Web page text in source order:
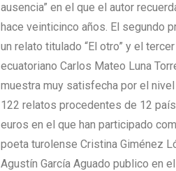
ausencia” en el que el autor
hace veinticinco años. El segundo
un relato titulado “El otro” y el
ecuatoriano Carlos Mateo Luna
muestra muy satisfecha por el
122 relatos procedentes de 12
euros en el que han participado
poeta turolense Cristina Giménez
Agustín García Aguado publico en